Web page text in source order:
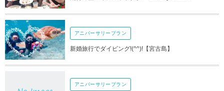
アニバーサリープラン
新婚旅行でダイビング!(^^)!【宮古島】
アニバーサリープラン